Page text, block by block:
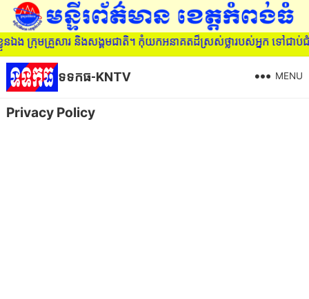
ក្រុមគ្រួសារ និងសង្គមជាតិ។ កុំយកអនាគតដ៏ស្រស់ថ្លារបស់អ្នក ទៅ
ទទកធ-KNTV MENU
Privacy Policy